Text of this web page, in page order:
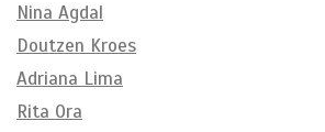
Nina Agdal
Doutzen Kroes
Adriana Lima
Rita Ora